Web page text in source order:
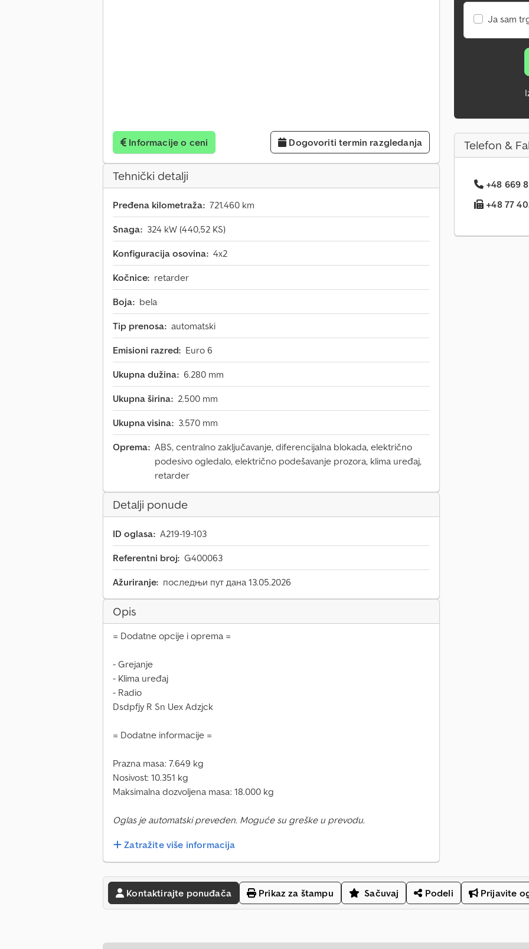
Informacije o ceni Dogovoriti termin razgledanja
Tehnički detalji
Pređena kilometraža: 721.460 km
Snaga: 324 kW (440,52 KS)
Konfiguracija osovina: 4x2
Kočnice: retarder
Boja: bela
Tip prenosa: automatski
Emisioni razred: Euro 6
Ukupna dužina: 6.280 mm
Ukupna širina: 2.500 mm
Ukupna visina: 3.570 mm
Oprema: ABS, centralno zaključavanje, diferencijalna blokada, električno
podesivo ogledalo, električno podešavanje prozora, klima uređaj,
retarder
Detalji ponude
ID oglasa: A219-19-103
Referentni broj: G400063
Ažuriranje: последњи пут дана 13.05.2026
Opis
= Dodatne opcije i oprema =
- Grejanje
- Klima uređaj
- Radio
Dsdpfjy R Sn Uex Adzjck
= Dodatne informacije =
Prazna masa: 7.649 kg
Nosivost: 10.351 kg
Maksimalna dozvoljena masa: 18.000 kg
Oglas je automatski preveden. Moguće su greške u prevodu.
Zatražite više informacija
Ja sam
Telefon &
+48 669
+48 77
Kontaktirajte ponuđača Prikaz za štampu Sačuvaj Podeli Prijavite